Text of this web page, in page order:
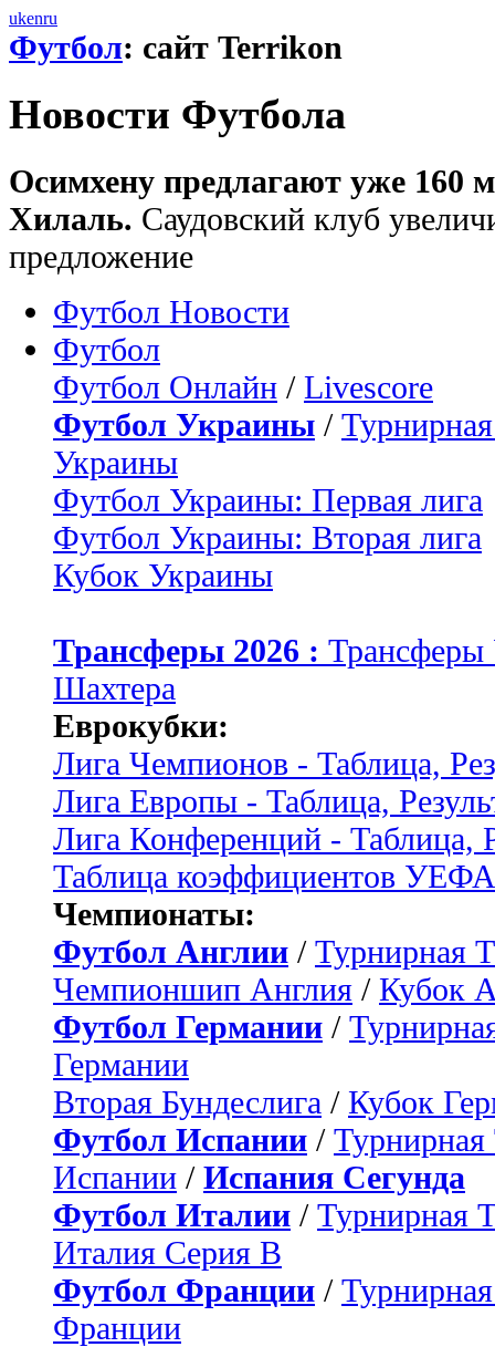
ukenru
Футбол: сайт Terrikon
Новости Футбола
Осимхену предлагают уже 160
Хилаль. Саудовский клуб
предложение
Футбол Новости
Футбол
Футбол Онлайн / Livescore
Футбол Украины /
Украины
Футбол Украины: Первая лига
Футбол Украины: Вторая лига
Кубок Украины
Трансферы 2026 :
Шахтера
Еврокубки:
Лига Чемпионов - Таблица,
Лига Европы - Таблица,
Лига Конференций - Таблица,
Таблица коэффициентов УЕФА
Чемпионаты:
Футбол Англии / Турнирная
Чемпионшип Англия / Кубок
Футбол Германии /
Германии
Вторая Бундеслига / Кубок
Футбол Испании / Турнирная
Испании / Испания Сегунда
Футбол Италии / Турнирная
Италия Серия B
Футбол Франции /
Франции